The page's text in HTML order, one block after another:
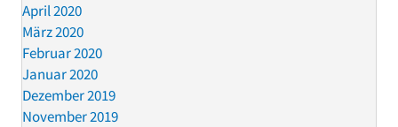
April 2020
März 2020
Februar 2020
Januar 2020
Dezember 2019
November 2019